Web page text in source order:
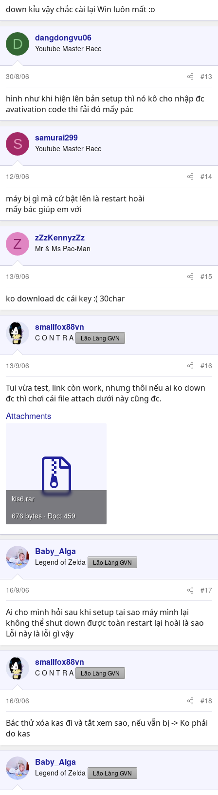
down kỉu vậy chắc cài lại Win luôn mất :o
D dangdongvu06
Youtube Master Race
30/8/06 #13
hình như khi hiện lên bản setup thì nó kô cho nhập đc
avativation code thì fải đó mấy pác
S samurai299
Youtube Master Race
12/9/06 #14
máy bị gì mà cứ bật lên là restart hoài
mấy bác giúp em với
Z zZzKennyzZz
Mr & Ms Pac-Man
13/9/06 #15
ko download dc cái key :( 30char
smallfox88vn
C O N T R A Lão Làng GVN
13/9/06 #16
Tui vừa test, link còn work, nhưng thôi nếu ai ko down
đc thì chơi cái file attach dưới này cũng đc.
Attachments
kis6.rar
676 bytes · Đọc: 459
Baby_Alga
Legend of Zelda Lão Làng GVN
16/9/06 #17
Ai cho mình hỏi sau khi setup tại sao máy mình lại
không thể shut down được toàn restart lại hoài là sao
Lỗi này là lỗi gì vậy
smallfox88vn
C O N T R A Lão Làng GVN
16/9/06 #18
Bác thử xóa kas đi và tắt xem sao, nếu vẫn bị -> Ko phải
do kas
Baby_Alga
Legend of Zelda Lão Làng GVN